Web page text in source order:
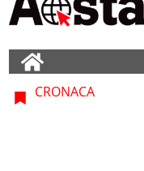
CRONACA